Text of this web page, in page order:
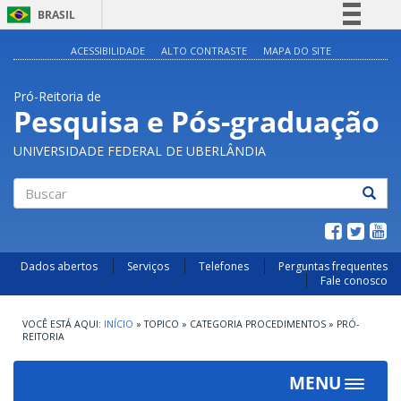
BRASIL
Acesso à informação
Legislação
Canais
ACESSIBILIDADE ALTO CONTRASTE MAPA DO SITE
Pró-Reitoria de
Pesquisa e Pós-graduação
UNIVERSIDADE FEDERAL DE UBERLÂNDIA
Dados abertos Serviços Telefones
Perguntas frequentes
Fale conosco
INÍCIO » TOPICO » CATEGORIA PROCEDIMENTOS » PRÓ-
REITORIA
MENU
Toggle